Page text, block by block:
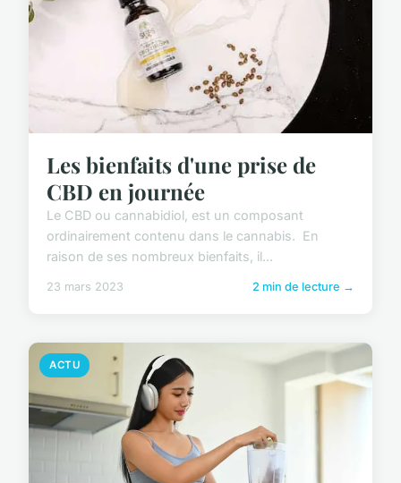
Les bienfaits d'une prise de
CBD en journée
Le CBD ou cannabidiol, est un composant
ordinairement contenu dans le cannabis. En
raison de ses nombreux bienfaits, il...
23 mars 2023 2 min de lecture →
ACTU